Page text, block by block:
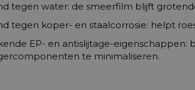
tegen water: de smeerfilm blijft
tegen koper- en staalcorrosie: helpt
EP- en antislijtage-
te minimaliseren.